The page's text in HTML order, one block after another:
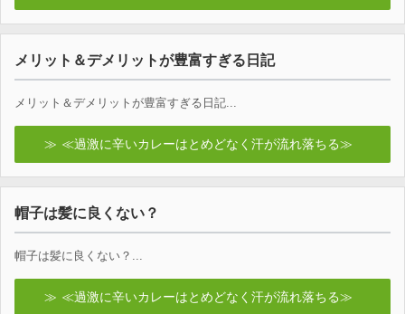
メリット＆デメリットが豊富すぎる日記
メリット＆デメリットが豊富すぎる日記...
≪過激に辛いカレーはとめどなく汗が流れ落ちる≫
帽子は髪に良くない？
帽子は髪に良くない？...
≪過激に辛いカレーはとめどなく汗が流れ落ちる≫